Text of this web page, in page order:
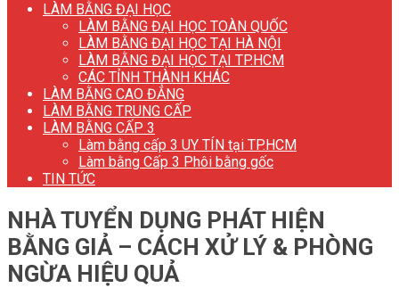
LÀM BẰNG ĐẠI HỌC
LÀM BẰNG ĐẠI HỌC TOÀN QUỐC
LÀM BẰNG ĐẠI HỌC TẠI HÀ NỘI
LÀM BẰNG ĐẠI HỌC TẠI TP.HCM
CÁC TỈNH THÀNH KHÁC
LÀM BẰNG CAO ĐẲNG
LÀM BẰNG TRUNG CẤP
LÀM BẰNG CẤP 3
Làm bằng cấp 3 UY TÍN tại TP.HCM
Làm bằng Cấp 3 Phôi bằng gốc
TIN TỨC
NHÀ TUYỂN DỤNG PHÁT HIỆN
BẰNG GIẢ – CÁCH XỬ LÝ & PHÒNG
NGỪA HIỆU QUẢ